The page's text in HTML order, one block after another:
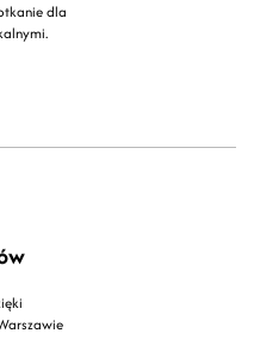
dla